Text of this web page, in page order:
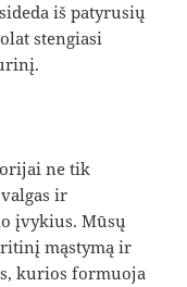
iš patyrusių
stengiasi
ne tik
ir
įvykius. Mūsų
mąstymą ir
kurios formuoja